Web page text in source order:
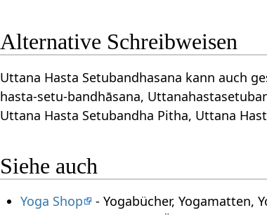
Alternative Schreibweisen
Uttana Hasta Setubandhasana kann auch
hasta-setu-bandhāsana,
Uttana Hasta Setubandha Pitha, Uttana
Siehe auch
Yoga Shop
- Yogabücher, Yogamatten,